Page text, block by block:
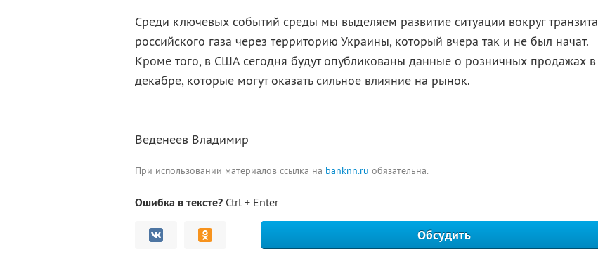
Среди ключевых событий среды мы выделяем развитие ситуации вокруг транзита
российского газа через территорию Украины, который вчера так и не был начат.
Кроме того, в США сегодня будут опубликованы данные о розничных продажах в
декабре, которые могут оказать сильное влияние на рынок.
Веденеев Владимир
При использовании материалов ссылка на banknn.ru обязательна.
Ошибка в тексте? Ctrl + Enter
Обсудить